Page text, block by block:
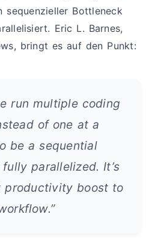
sequenzieller Bottleneck
Eric L. Barnes,
bringt es auf den Punkt:
run multiple coding
of one at a
be a sequential
parallelized. It’s
productivity boost to